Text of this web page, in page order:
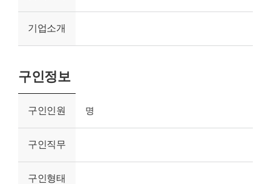
기업소개
구인정보
구인인원 명
구인직무
구인형태